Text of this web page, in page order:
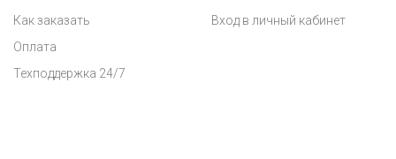
Как заказать
Оплата
Техподдержка 24/7
Вход в личный кабинет